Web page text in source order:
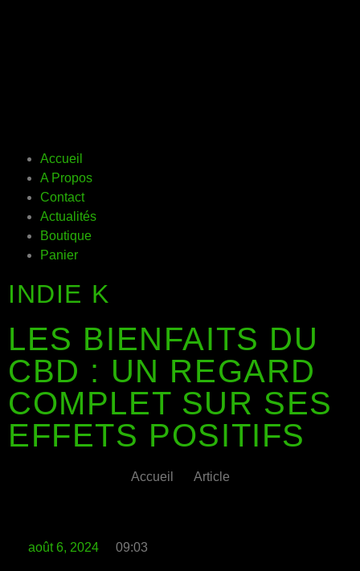
Accueil
A Propos
Contact
Actualités
Boutique
Panier
INDIE K
LES BIENFAITS DU
CBD : UN REGARD
COMPLET SUR SES
EFFETS POSITIFS
Accueil Article
août 6, 2024 09:03